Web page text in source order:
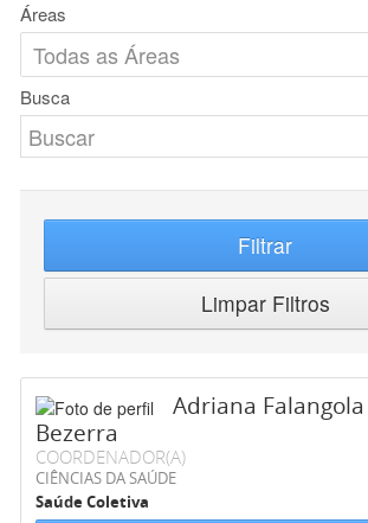
Áreas
Busca
Filtrar
Limpar Filtros
Adriana
Bezerra
COORDENADOR(A)
CIÊNCIAS DA SAÚDE
Saúde Coletiva